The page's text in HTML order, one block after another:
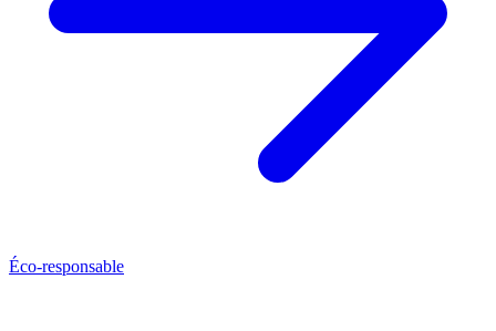
Éco-responsable